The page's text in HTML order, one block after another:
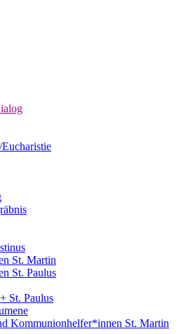
St. Martin
St. Paulus
St. Paulus
Kommunionhelfer*innen St. Martin